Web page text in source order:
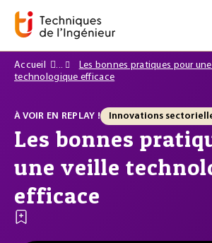
Accueil
Les bonnes pratiques pour
technologique efficace
À VOIR EN REPLAY ! Innovations
Les bonnes
une veille
efficace